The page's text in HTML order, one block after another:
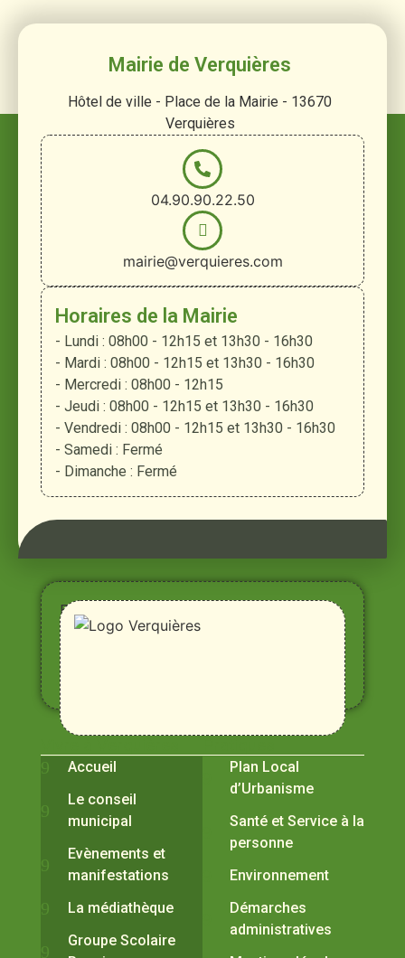
Mairie de Verquières
Hôtel de ville - Place de la Mairie - 13670
Verquières
04.90.90.22.50
mairie@verquieres.com
Horaires de la Mairie
- Lundi : 08h00 - 12h15 et 13h30 - 16h30
- Mardi : 08h00 - 12h15 et 13h30 - 16h30
- Mercredi : 08h00 - 12h15
- Jeudi : 08h00 - 12h15 et 13h30 - 16h30
- Vendredi : 08h00 - 12h15 et 13h30 - 16h30
- Samedi : Fermé
- Dimanche : Fermé
Entre
Rhône,
Alpilles
et
Durance
Accueil
Le conseil
municipal
Evènements et
manifestations
La médiathèque
Groupe Scolaire
Plan Local
d’Urbanisme
Santé et Service à la
personne
Environnement
Démarches
administratives